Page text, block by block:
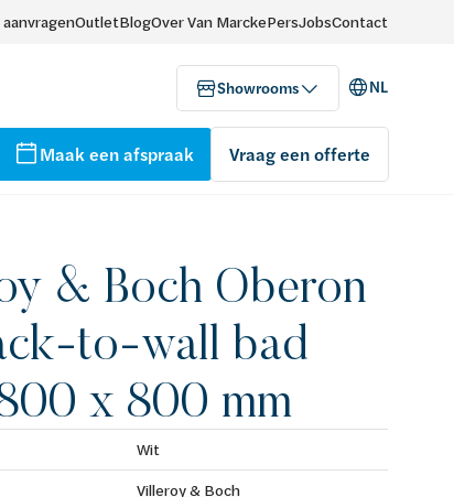
OutletBlogOver Van MarckePersJobsContact
Showrooms NL
Maak een afspraak Vraag een offerte
& Boch Oberon
to-wall bad
x 800 mm
Wit
Villeroy & Boch